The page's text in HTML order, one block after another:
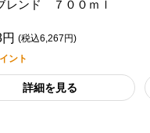
レンド ７００ｍｌ
(税込6,267円)
ント
詳細を見る